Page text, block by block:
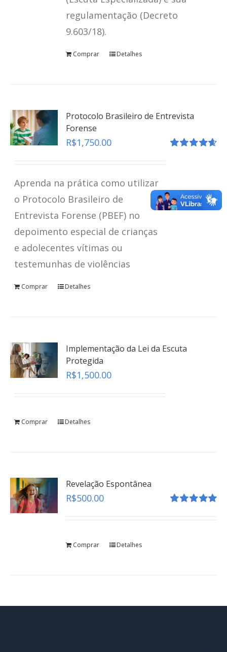
regulamentação (Decreto
9.603/18).
Comprar Detalhes
Protocolo Brasileiro de Entrevista
Forense
R$1,750.00
Aprenda na prática como utilizar
o Protocolo Brasileiro de
Entrevista Forense (PBEF) no
depoimento especial de crianças
e adolecentes vítimas ou
testemunhas de violências
Comprar Detalhes
Implementação da Lei da Escuta
Protegida
R$1,500.00
Comprar Detalhes
Revelação Espontânea
R$500.00
Comprar Detalhes
teste
Click here